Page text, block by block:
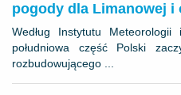
pogody dla Limanowej i
​Według Instytutu
południowa część Polski
rozbudowującego ...